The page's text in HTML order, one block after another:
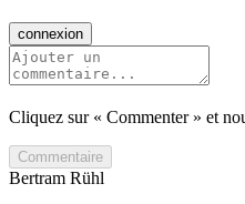
connexion
Cliquez sur « Commenter » et
Commentaire
Bertram Rühl